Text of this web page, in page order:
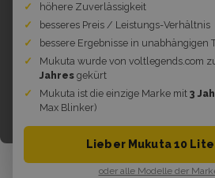
Haben Sie einen besseren Preis
Nehmen Sie mit uns Kontakt auf
höhere Zuverlässigkeit
besseres Preis / Leistungs-Verhältnis
bessere Ergebnisse in unabhängigen
Mukuta wurde von voltlegends.com
Jahres gekürt
Mukuta ist die einzige Marke mit 3
Max Blinker)
Lieber Mukuta 10
oder alle Modelle der